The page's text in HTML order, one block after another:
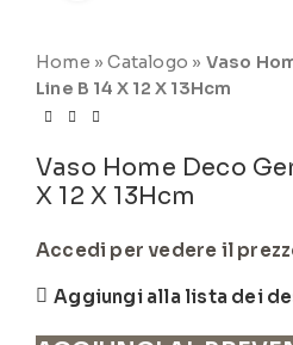
Home »Catalogo » Vaso
Line B 14 X 12 X 13Hcm
Vaso Home Deco
X 12 X 13Hcm
Accedi per vedere il
Aggiungi alla lista dei